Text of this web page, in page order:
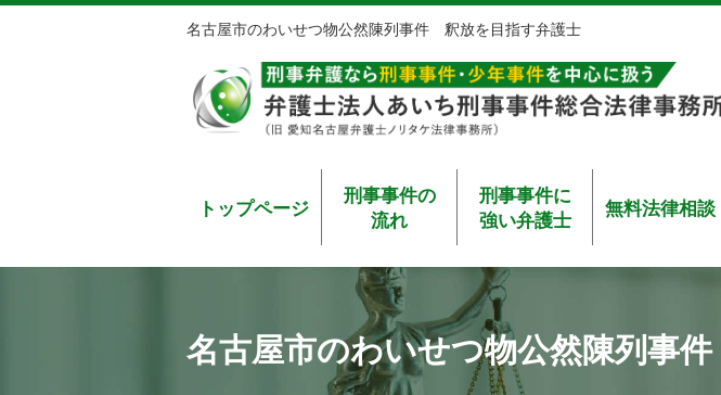
名古屋市のわいせつ物公然陳列事件 釈放を目指す弁護士
トップページ
刑事事件の
流れ
刑事事件に
強い弁護士
無料法律相談
名古屋市のわいせつ物公然陳列事